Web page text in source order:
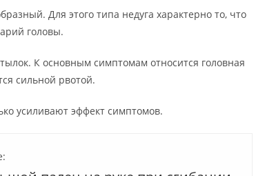
Для этого типа недуга характерно то, что
головы.
К основным симптомам относится головная
сильной рвотой.
усиливают эффект симптомов.